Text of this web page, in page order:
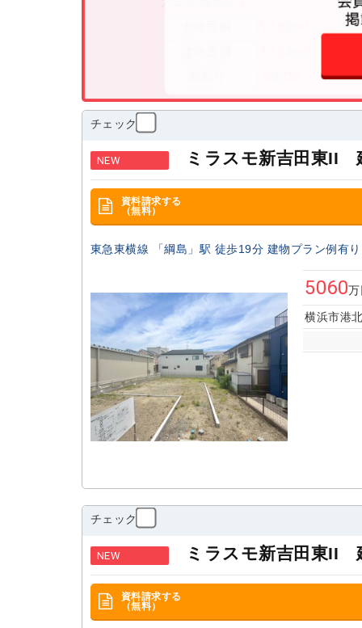
チェック
NEW ミラスモ新吉田東II
資料請求する
（無料）
東急東横線 「綱島」駅 徒歩19分 建物プラン例有
5060
横浜市港
チェック
NEW ミラスモ新吉田東II
資料請求する
（無料）